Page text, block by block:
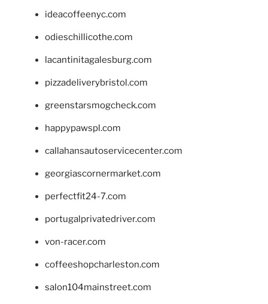
ideacoffeenyc.com
odieschillicothe.com
lacantinitagalesburg.com
pizzadeliverybristol.com
greenstarsmogcheck.com
happypawspl.com
callahansautoservicecenter.com
georgiascornermarket.com
perfectfit24-7.com
portugalprivatedriver.com
von-racer.com
coffeeshopcharleston.com
salon104mainstreet.com